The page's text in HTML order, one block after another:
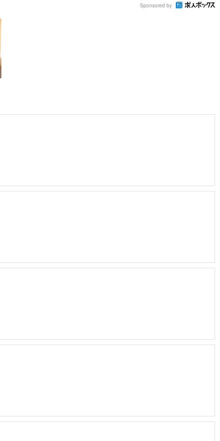
Sponsored by